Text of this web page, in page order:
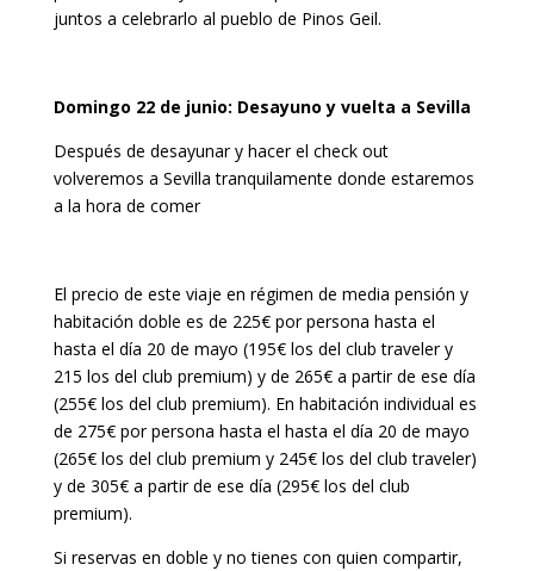
juntos a celebrarlo al pueblo de Pinos Geil.
Domingo 22 de junio: Desayuno y vuelta a Sevilla
Después de desayunar y hacer el check out
volveremos a Sevilla tranquilamente donde estaremos
a la hora de comer
El precio de este viaje en régimen de media pensión y
habitación doble es de 225€ por persona hasta el
hasta el día 20 de mayo (195€ los del club traveler y
215 los del club premium) y de 265€ a partir de ese día
(255€ los del club premium). En habitación individual es
de 275€ por persona hasta el hasta el día 20 de mayo
(265€ los del club premium y 245€ los del club traveler)
y de 305€ a partir de ese día (295€ los del club
premium).
Si reservas en doble y no tienes con quien compartir,